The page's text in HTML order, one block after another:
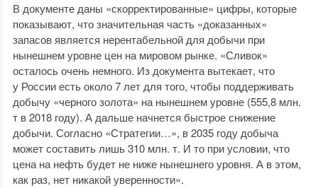
В документе даны «скорректированные» цифры, которые
показывают, что значительная часть «доказанных»
запасов является нерентабельной для добычи при
нынешнем уровне цен на мировом рынке. «Сливок»
осталось очень немного. Из документа вытекает, что
у России есть около 7 лет для того, чтобы поддерживать
добычу «черного золота» на нынешнем уровне (555,8 млн.
т в 2018 году). А дальше начнется быстрое снижение
добычи. Согласно «Стратегии…», в 2035 году добыча
может составить лишь 310 млн. т. И то при условии, что
цена на нефть будет не ниже нынешнего уровня. А в этом,
как раз, нет никакой уверенности».